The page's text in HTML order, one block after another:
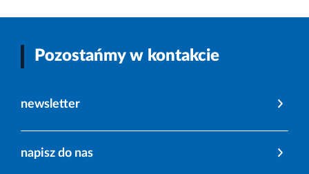
Pozostańmy w kontakcie
newsletter
napisz do nas